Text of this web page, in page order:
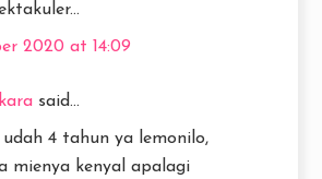
2020 at 14:09
said...
udah 4 tahun ya lemonilo,
mienya kenyal apalagi